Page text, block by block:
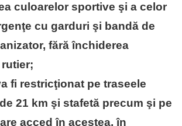
culoarelor sportive şi a celor
cu garduri şi bandă de
fără închiderea
fi restricţionat pe traseele
21 km şi stafetă precum şi pe
acced în acestea, în